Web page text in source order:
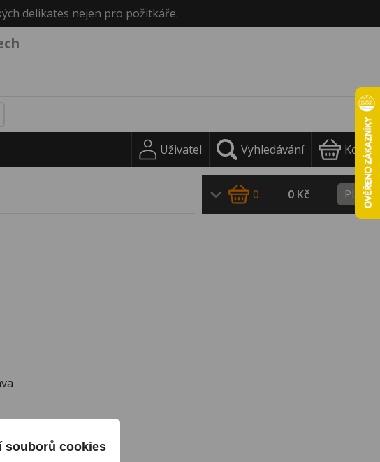
delikates nejen pro požitkáře.
Uživatel Vyhledávání Košík
0 0 Kč Platit
souborů cookies